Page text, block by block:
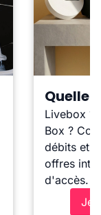
Quelle
Livebox ?
Box ?
débits et
offres
d'accès.
Je